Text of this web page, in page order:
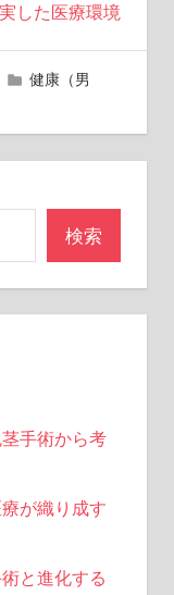
した医療環境
健康（男
検索
手術から考
が織り成す
と進化する